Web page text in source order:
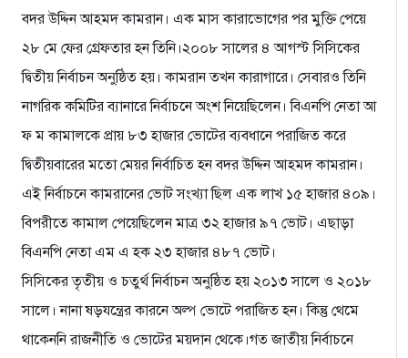
বদর উদ্দিন আহমদ কামরান। এক মাস কারাভোগের পর মুক্তি পেয়ে
২৮ মে ফের গ্রেফতার হন তিনি।২০০৮ সালের ৪ আগস্ট সিসিকের
দ্বিতীয় নির্বাচন অনুষ্ঠিত হয়। কামরান তখন কারাগারে। সেবারও তিনি
নাগরিক কমিটির ব্যানারে নির্বাচনে অংশ নিয়েছিলেন। বিএনপি নেতা আ
ফ ম কামালকে প্রায় ৮৩ হাজার ভোটের ব্যবধানে পরাজিত করে
দ্বিতীয়বারের মতো মেয়র নির্বাচিত হন বদর উদ্দিন আহমদ কামরান।
এই নির্বাচনে কামরানের ভোট সংখ্যা ছিল এক লাখ ১৫ হাজার ৪০৯।
বিপরীতে কামাল পেয়েছিলেন মাত্র ৩২ হাজার ৯৭ ভোট। এছাড়া
বিএনপি নেতা এম এ হক ২৩ হাজার ৪৮৭ ভোট।
সিসিকের তৃতীয় ও চতুর্থ নির্বাচন অনুষ্ঠিত হয় ২০১৩ সালে ও ২০১৮
সালে। নানা ষড়যন্ত্রের কারনে অল্প ভোটে পরাজিত হন। কিন্তু থেমে
থাকেননি রাজনীতি ও ভোটের ময়দান থেকে।গত জাতীয় নির্বাচনে